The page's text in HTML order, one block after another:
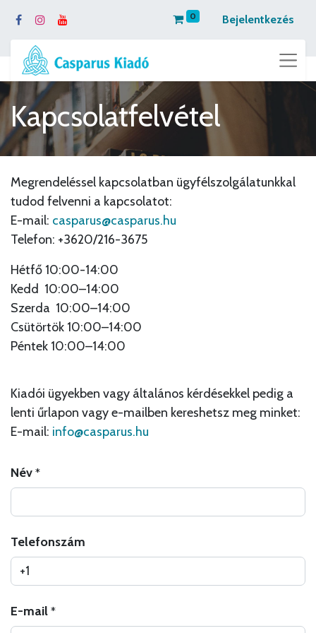
0 Bejelentkezés
Kapcsolatfelvétel
Megrendeléssel kapcsolatban ügyfélszolgálatunkkal
tudod felvenni a kapcsolatot:
E-mail: casparus@casparus.hu
Telefon: +3620/216-3675
Hétfő 10:00-14:00
Kedd 10:00–14:00
Szerda 10:00–14:00
Csütörtök 10:00–14:00
Péntek 10:00–14:00
Kiadói ügyekben vagy általános kérdésekkel pedig a
lenti űrlapon vagy e-mailben kereshetsz meg minket:
E-mail: info@casparus.hu
Név *
Telefonszám
E-mail *